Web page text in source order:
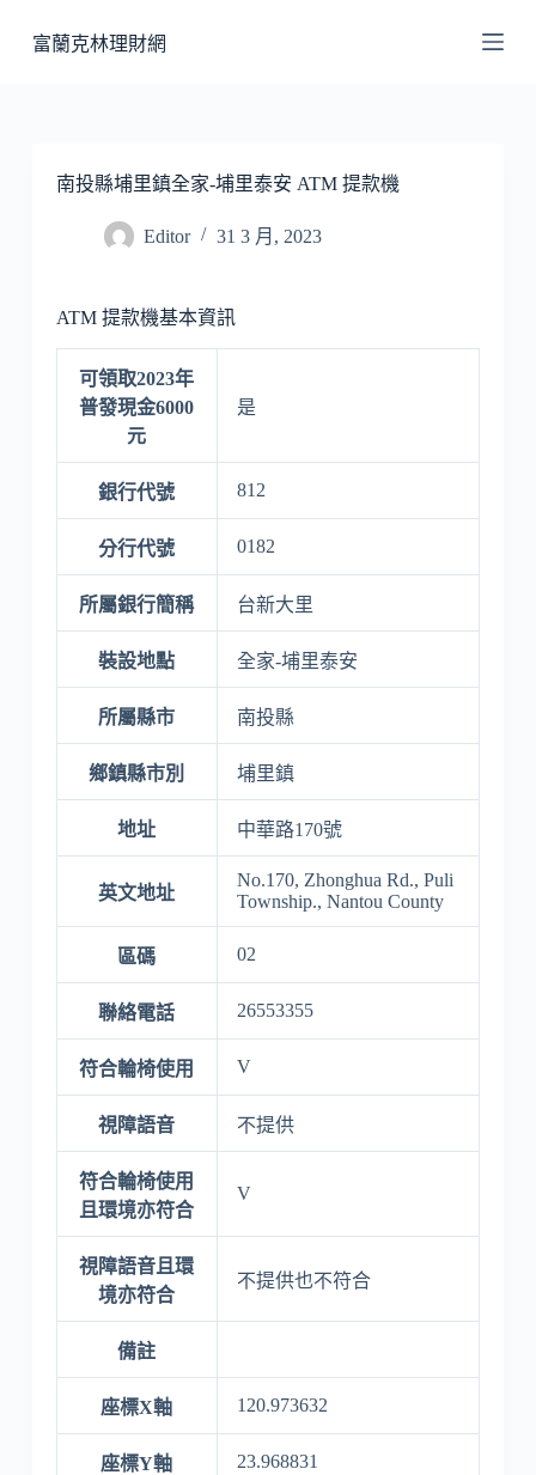
至
富蘭克林理財網
南投縣埔里鎮全家-埔里泰安 ATM 提款機
Editor 31 3 月, 2023
ATM 提款機基本資訊
可領取2023年
普發現金6000
元
是
銀行代號 812
分行代號 0182
所屬銀行簡稱 台新大里
裝設地點 全家-埔里泰安
所屬縣市 南投縣
鄉鎮縣市別 埔里鎮
地址 中華路170號
英文地址
No.170, Zhonghua Rd., Puli
Township., Nantou County
區碼 02
聯絡電話 26553355
符合輪椅使用 V
視障語音 不提供
符合輪椅使用
且環境亦符合
V
視障語音且環
境亦符合
不提供也不符合
備註
座標X軸 120.973632
座標Y軸 23.968831